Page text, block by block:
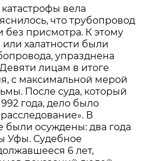
вела
что трубопровод
без присмотра. К этому
халатности были
упразднена
лицам в итоге
с максимальной мерой
После суда, который
года, дело было
В
были осуждены: два года
Уфы. Судебное
6 лет,